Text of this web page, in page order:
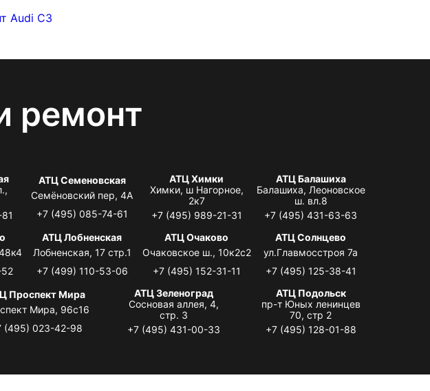
Audi С3
ремонт
АТЦ Семеновская
Семёновский пер, 4А
+7 (495) 085-74-61
АТЦ Химки
Химки, ш Нагорное,
2к7
+7 (495) 989-21-31
АТЦ Балашиха
Балашиха, Леоновское
ш. вл.8
+7 (495) 431-63-63
АТЦ Лобненская
Лобненская, 17 стр.1
+7 (499) 110-53-06
АТЦ Очаково
Очаковское ш., 10к2с2
+7 (495) 152-31-11
АТЦ Солнцево
ул.Главмосстроя 7а
+7 (495) 125-38-41
Проспект Мира
Мира, 96с16
(495) 023-42-98
АТЦ Зеленоград
Сосновая аллея, 4,
стр. 3
+7 (495) 431-00-33
АТЦ Подольск
пр-т Юных ленинцев
70, стр 2
+7 (495) 128-01-88